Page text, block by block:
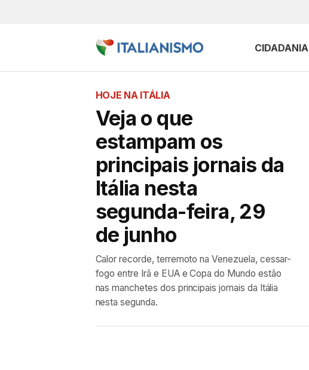
CIDADANIA
HOJE NA ITÁLIA
Veja o que
estampam os
principais jornais da
Itália nesta
segunda-feira, 29
de junho
Calor recorde, terremoto na Venezuela, cessar-
fogo entre Irã e EUA e Copa do Mundo estão
nas manchetes dos principais jornais da Itália
nesta segunda.